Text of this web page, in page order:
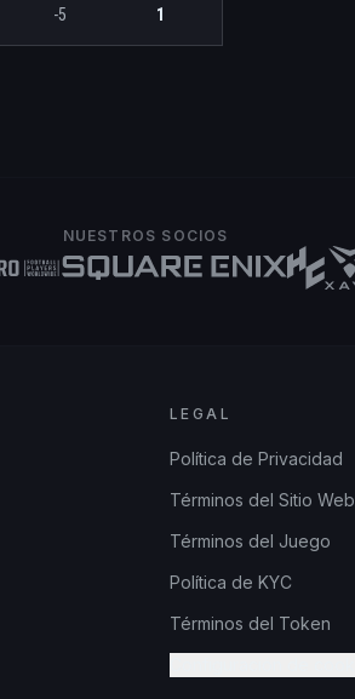
-5 1
NUESTROS SOCIOS
LEGAL
Política de Privacidad
Términos del Sitio Web
Términos del Juego
Política de KYC
Términos del Token